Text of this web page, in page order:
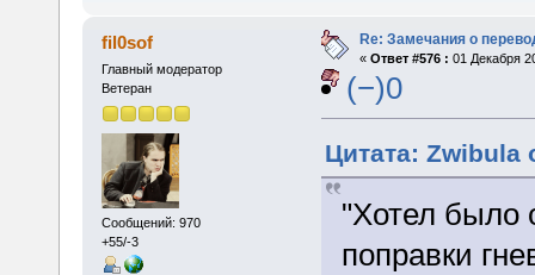
fil0sof
Главный модератор
Ветеран
Сообщений: 970
+55/-3
Re: Замечания о
« Ответ #576 : 01 Декабря
(−)0
Цитата: Zwibula
"Хотел было
поправки